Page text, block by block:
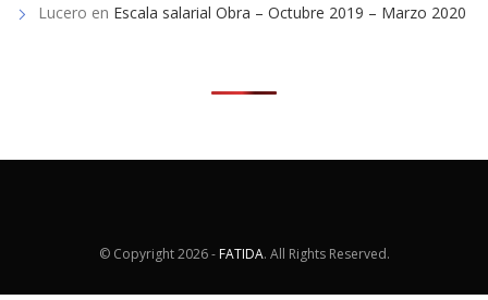
Lucero en Escala salarial Obra – Octubre 2019 – Marzo 2020
© Copyright2026 - FATIDA. All Rights Reserved.